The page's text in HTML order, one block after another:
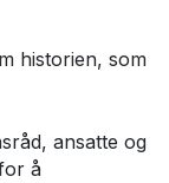
historien, som
ansatte og
å